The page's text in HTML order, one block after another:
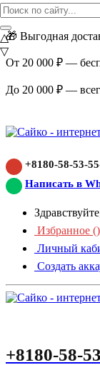
ВНИМАНИЕ
🎁 Выгодная
От 20 000 ₽ —
До 20 000 ₽ —
+8180-58-53-
Написать в
Избранное ()
Личный
Создать
+8180-58-
△
▽